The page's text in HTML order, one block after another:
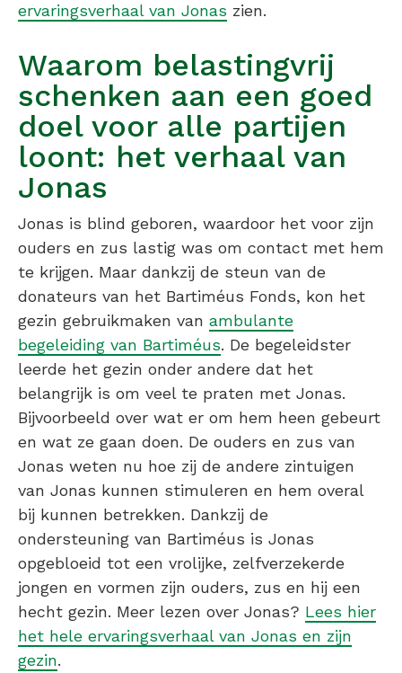
ervaringsverhaal van Jonas zien.
Waarom belastingvrij
schenken aan een goed
doel voor alle partijen
loont: het verhaal van
Jonas
Jonas is blind geboren, waardoor het voor zijn
ouders en zus lastig was om contact met hem
te krijgen. Maar dankzij de steun van de
donateurs van het Bartiméus Fonds, kon het
gezin gebruikmaken van ambulante
begeleiding van Bartiméus. De begeleidster
leerde het gezin onder andere dat het
belangrijk is om veel te praten met Jonas.
Bijvoorbeeld over wat er om hem heen gebeurt
en wat ze gaan doen. De ouders en zus van
Jonas weten nu hoe zij de andere zintuigen
van Jonas kunnen stimuleren en hem overal
bij kunnen betrekken. Dankzij de
ondersteuning van Bartiméus is Jonas
opgebloeid tot een vrolijke, zelfverzekerde
jongen en vormen zijn ouders, zus en hij een
hecht gezin. Meer lezen over Jonas? Lees hier
het hele ervaringsverhaal van Jonas en zijn
gezin.